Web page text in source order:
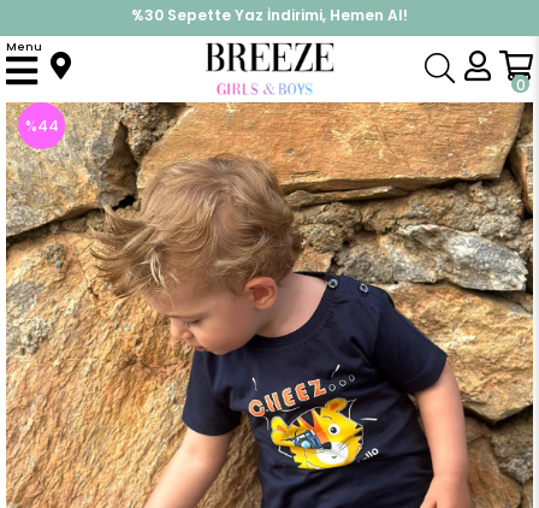
%30 Sepette Yaz İndirimi, Hemen Al!
İndirimlere ek %10 İndirimi Kap, Hemen Üye Ol!
0
Menu
Anasayfa Takımlar Kapri & Şort Takımı Erkek Bebek Şortlu Takım Fotoğrafçı Aslancık Baskılı Lacivert (1.5-2 Yaş)
%44
İndirim